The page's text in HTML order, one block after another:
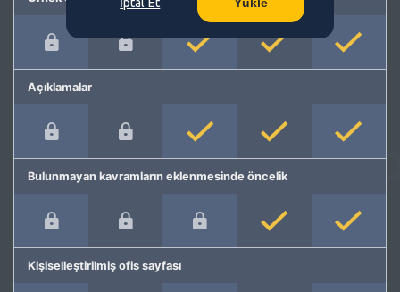
Açıklamalar
Bulunmayan kavramların eklenmesinde öncelik
Kişiselleştirilmiş ofis sayfası
Yükle